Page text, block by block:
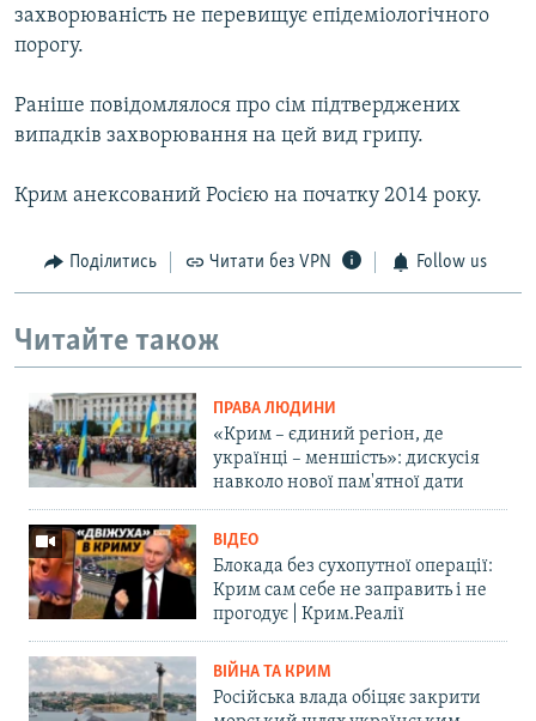
захворюваність не перевищує епідеміологічного
порогу.
Раніше повідомлялося про сім підтверджених
випадків захворювання на цей вид грипу.
Крим анексований Росією на початку 2014 року.
Поділитись Читати без VPN Follow us
Читайте також
ПРАВА ЛЮДИНИ
«Крим – єдиний регіон, де
українці – меншість»: дискусія
навколо нової пам'ятної дати
ВІДЕО
Блокада без сухопутної операції:
Крим сам себе не заправить і не
прогодує | Крим.Реалії
ВІЙНА ТА КРИМ
Російська влада обіцяє закрити